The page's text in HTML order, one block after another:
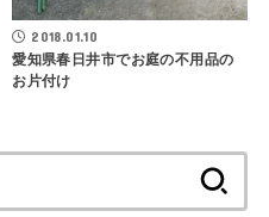
2018.01.10
愛知県春日井市でお庭の不用品の
お片付け
索: